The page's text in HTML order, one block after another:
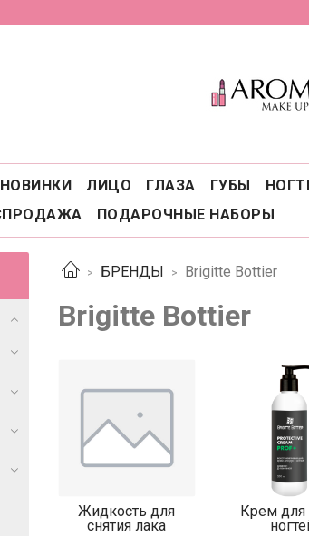
НОВИНКИ ЛИЦО ГЛАЗА ГУБЫ
ПОДАРОЧНЫЕ НАБОРЫ
БРЕНДЫ Brigitte Bottier
Brigitte Bottier
Жидкость для
снятия лака
Крем для